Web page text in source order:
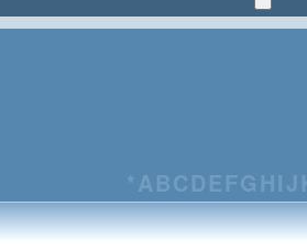
*ABCDEFG HIJ